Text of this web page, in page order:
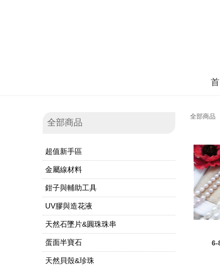
全部商品
超值新手區
金屬線材料
鉗子與輔助工具
UV膠與造花液
天然石墜片&圓珠珠串
蛋面半寶石
天然貝殼&珍珠
全部商品
6-